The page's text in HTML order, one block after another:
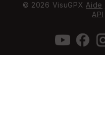
© 2026 VisuGPX Aide
API